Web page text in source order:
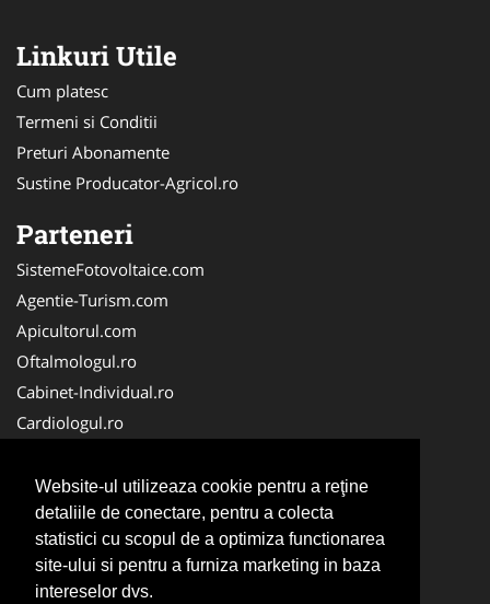
Website-ul utilizeaza cookie pentru a reţine
detaliile de conectare, pentru a colecta
statistici cu scopul de a optimiza functionarea
site-ului si pentru a furniza marketing in baza
intereselor dvs.
Linkuri Utile
Cum platesc
Termeni si Conditii
Preturi Abonamente
Sustine Producator-Agricol.ro
Parteneri
SistemeFotovoltaice.com
Agentie-Turism.com
Apicultorul.com
Oftalmologul.ro
Cabinet-Individual.ro
Cardiologul.ro
CramaVinuri.ro
Centru-Copiere.ro
CentruInchirieri.ro
Medic-Bun.com